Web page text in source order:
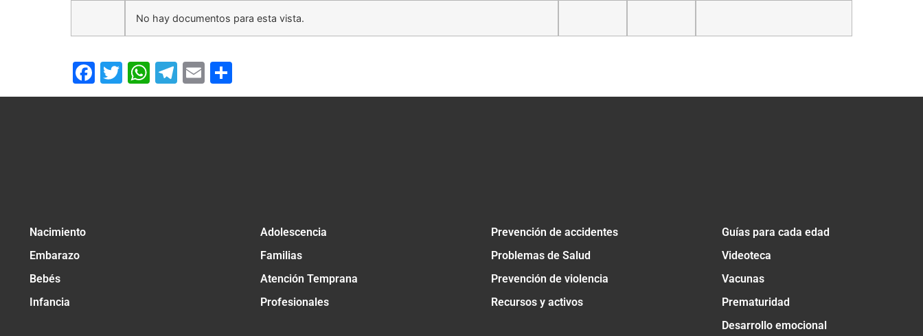
No hay documentos para esta vista.
Facebook
Twitter
WhatsApp
Telegram
Email
Nacimiento
Embarazo
Bebés
Infancia
Adolescencia
Familias
Atención Temprana
Profesionales
Prevención de accidentes
Problemas de Salud
Prevención de violencia
Recursos y activos
Guías para cada edad
Videoteca
Vacunas
Prematuridad
Desarrollo emocional